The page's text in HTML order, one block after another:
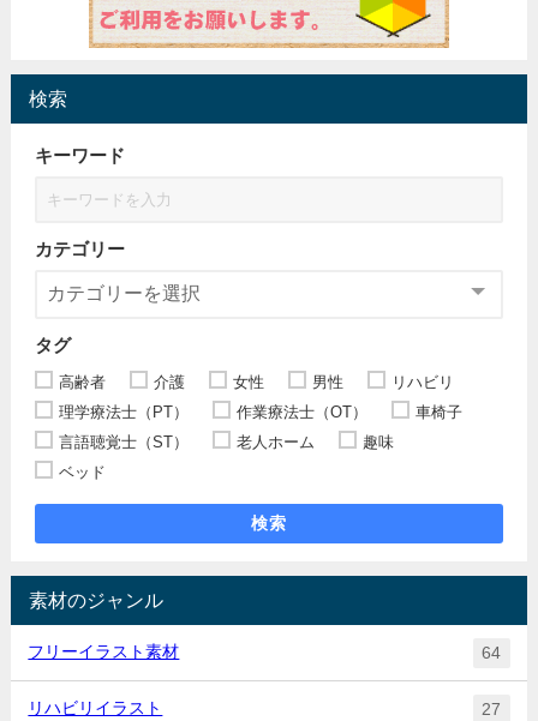
検索
キーワード
カテゴリー
タグ
高齢者 介護 女性 男性
リハビリ
理学療法士（PT）
作業療法士（OT）
車椅子
言語聴覚士（ST）
老人ホーム
趣味
ベッド
検索
素材のジャンル
フリーイラスト素材 64
リハビリイラスト 27